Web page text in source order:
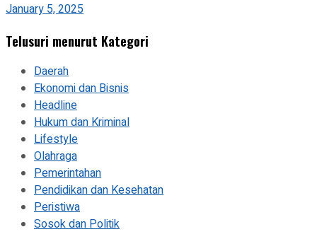
January 5, 2025
Telusuri menurut Kategori
Daerah
Ekonomi dan Bisnis
Headline
Hukum dan Kriminal
Lifestyle
Olahraga
Pemerintahan
Pendidikan dan Kesehatan
Peristiwa
Sosok dan Politik